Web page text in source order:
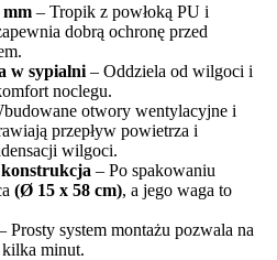
mm – Tropik z powłoką PU i
dobrą ochronę przed
w sypialni – Oddziela od wilgoci i
noclegu.
otwory wentylacyjne i
przepływ powietrza i
wilgoci.
– Po spakowaniu
(Ø 15 x 58 cm), a jego waga to
Prosty system montażu pozwala na
minut.